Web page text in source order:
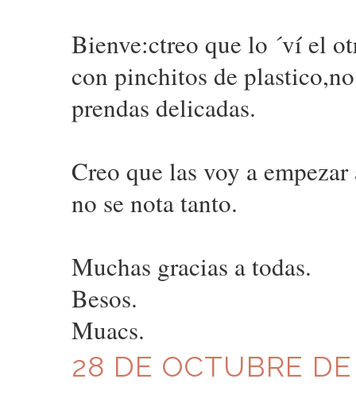
Bienve:ctreo que lo ´ví el
con pinchitos de
prendas delicadas.
Creo que las voy a
no se nota tanto.
Muchas gracias a todas.
Besos.
Muacs.
28 DE OCTUBRE